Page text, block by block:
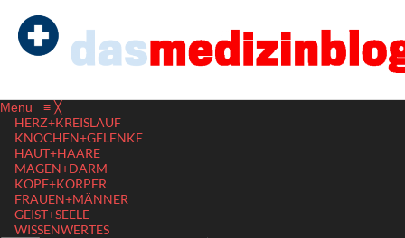
Menu ≡ ╳
HERZ+KREISLAUF
KNOCHEN+GELENKE
HAUT+HAARE
MAGEN+DARM
KOPF+KÖRPER
FRAUEN+MÄNNER
GEIST+SEELE
WISSENWERTES